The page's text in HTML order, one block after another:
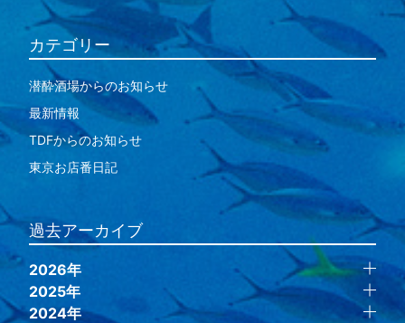
カテゴリー
潜酔酒場からのお知らせ
最新情報
TDFからのお知らせ
東京お店番日記
過去アーカイブ
2026年
2025年
2024年